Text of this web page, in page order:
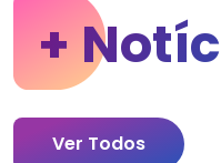
+
Ver Todos